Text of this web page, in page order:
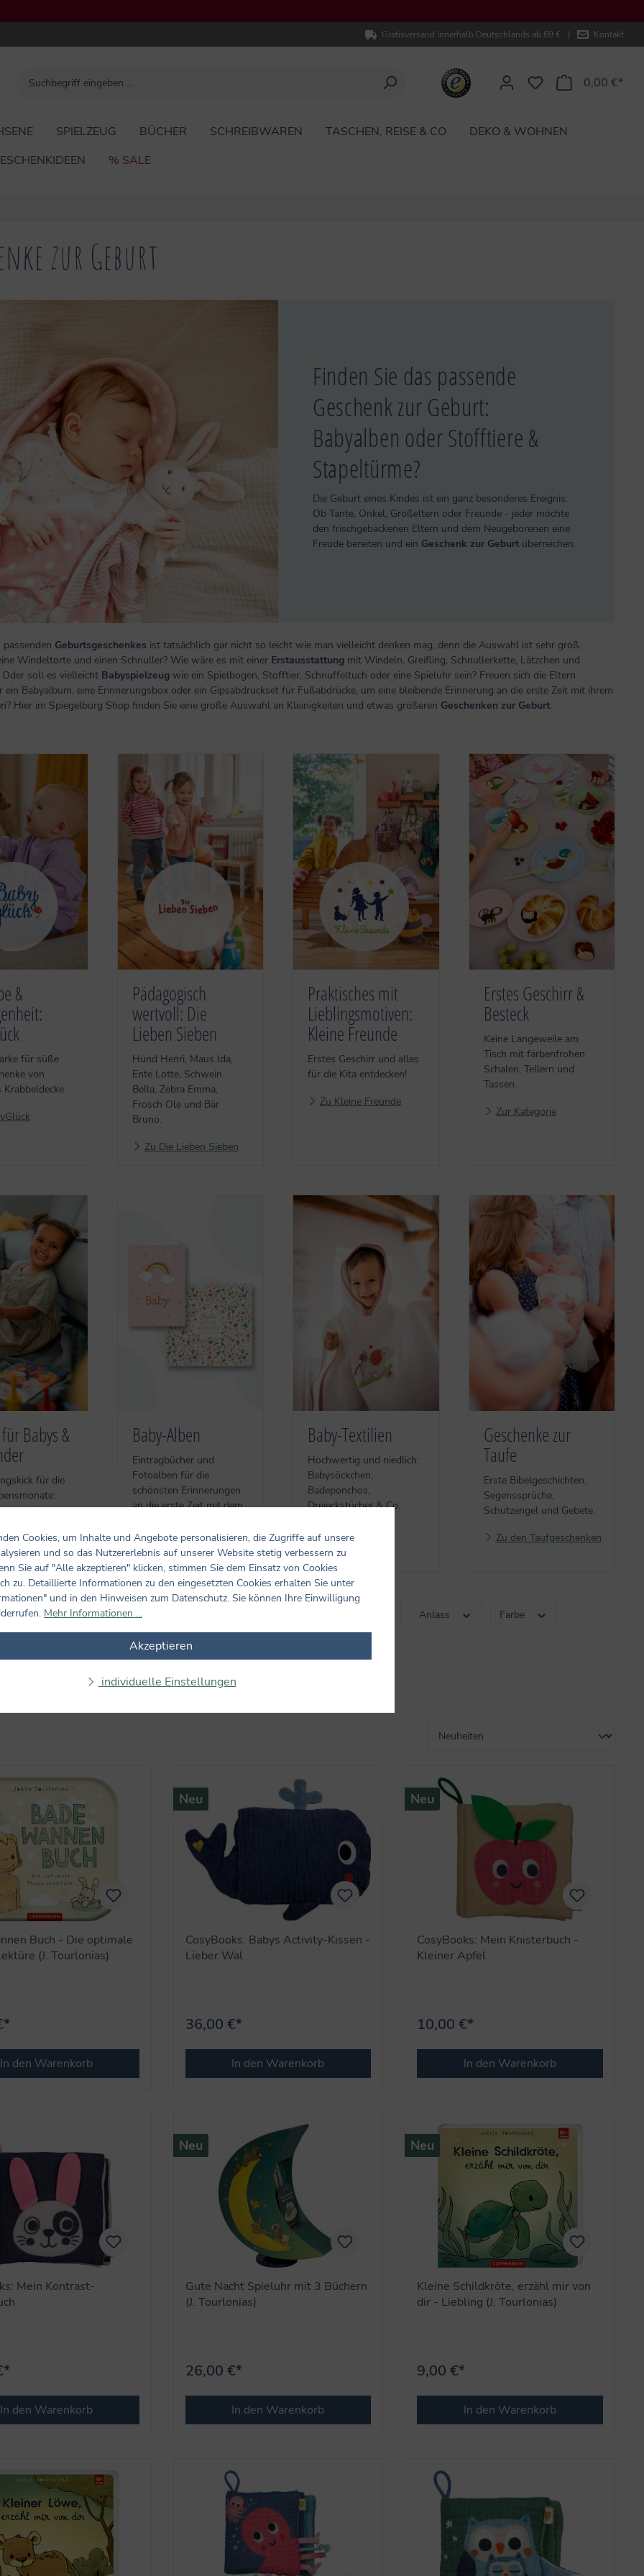
Gratisversand innerhalb Deutschlands ab 69 € | Kontakt
0,00 €*
SPIELZEUG BÜCHER SCHREIBWAREN TASCHEN, REISE & CO
DEKO & WOHNEN
% SALE
zur Geburt
Finden Sie das passende
Geschenk zur Geburt:
Babyalben oder Stofftiere &
Stapeltürme?
Die Geburt eines Kindes ist ein ganz besonderes Ereignis.
Ob Tante, Onkel, Großeltern oder Freunde - jeder möchte
den frischgebackenen Eltern und dem Neugeborenen eine
Freude bereiten und ein Geschenk zur Geburt überreichen.
Geburtsgeschenkes ist tatsächlich gar nicht so leicht wie man vielleicht denken mag, denn die Auswahl ist sehr groß.
Windeltorte und einen Schnuller? Wie wäre es mit einer Erstausstattung mit Windeln, Greifling, Schnullerkette, Lätzchen und
soll es vielleicht Babyspielzeug wie ein Spielbogen, Stofftier, Schnuffeltuch oder eine Spieluhr sein? Freuen sich die Eltern
ein Babyalbum, eine Erinnerungsbox oder ein Gipsabdruckset für Fußabdrücke, um eine bleibende Erinnerung an die erste Zeit mit ihrem
Hier im Spiegelburg Shop finden Sie eine große Auswahl an Kleinigkeiten und etwas größeren Geschenken zur Geburt.
&
für süße
von
Krabbeldecke.
Pädagogisch
wertvoll: Die
Lieben Sieben
Hund Henri, Maus Ida,
Ente Lotte, Schwein
Bella, Zebra Emma,
Frosch Ole und Bär
Bruno.
Zu Die Lieben Sieben
Praktisches mit
Lieblingsmotiven:
Kleine Freunde
Erstes Geschirr und alles
für die Kita entdecken!
Zu Kleine Freunde
Erstes Geschirr &
Besteck
Keine Langeweile am
Tisch mit farbenfrohen
Schalen, Tellern und
Tassen.
Zur Kategorie
Babys &
für die
machen
Baby-Alben
Eintragbücher und
Fotoalben für die
schönsten Erinnerungen
an die erste Zeit mit dem
Zu den Baby-Alben
Baby-Textilien
Hochwertig und niedlich:
Babysöckchen,
Badeponchos,
Dreieckstücher & Co.
Zu den Textilien
Geschenke zur
Taufe
Erste Bibelgeschichten,
Segenssprüche,
Schutzengel und Gebete.
Zu den Taufgeschenken
Altersempfehlung Anlass Farbe
Bewertung mind.
Buch - Die optimale
(J. Tourlonias)
In den Warenkorb
Neu
CosyBooks: Babys Activity-Kissen -
Lieber Wal
36,00 €*
In den Warenkorb
Neu
CosyBooks: Mein Knisterbuch -
Kleiner Apfel
10,00 €*
In den Warenkorb
Mein Kontrast-
In den Warenkorb
Neu
Gute Nacht Spieluhr mit 3 Büchern
(J. Tourlonias)
26,00 €*
In den Warenkorb
Neu
Kleine Schildkröte, erzähl mir von
dir - Liebling (J. Tourlonias)
9,00 €*
In den Warenkorb
Cookies, um Inhalte und Angebote personalisieren, die Zugriffe auf unsere
und so das Nutzererlebnis auf unserer Website stetig verbessern zu
Sie auf "Alle akzeptieren" klicken, stimmen Sie dem Einsatz von Cookies
zu. Detaillierte Informationen zu den eingesetzten Cookies erhalten Sie unter
und in den Hinweisen zum Datenschutz. Sie können Ihre Einwilligung
Mehr Informationen ...
Akzeptieren
individuelle Einstellungen